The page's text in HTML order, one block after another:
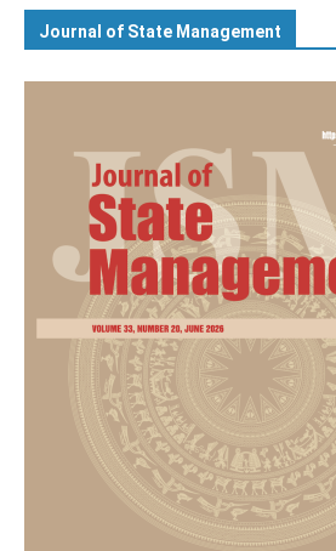
Journal of State Management